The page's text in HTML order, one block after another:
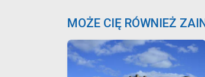
MOŻE CIĘ RÓWNIEŻ